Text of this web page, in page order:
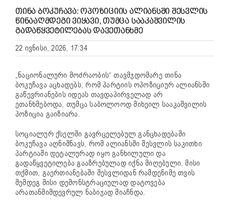
ᲗᲘᲜᲐ ᲑᲝᲙᲣᲩᲐᲕᲐ: ᲝᲞᲝᲖᲘᲪᲘᲘᲡ ᲐᲚᲘᲐᲜᲡᲨᲘ ᲨᲔᲡᲕᲚᲘᲡ
ᲬᲘᲜᲐᲐᲦᲛᲓᲔᲒᲘ ᲕᲘᲧᲐᲕᲘ, ᲗᲣᲛᲪᲐ ᲡᲐᲐᲙᲐᲨᲕᲘᲚᲘᲡ
ᲒᲐᲓᲐᲬᲧᲕᲔᲢᲘᲚᲔᲑᲐᲡ ᲓᲐᲕᲔᲗᲐᲜᲮᲛᲔ
22 ივნისი, 2026, 17:34
„ნაციონალური მოძრაობის“ თავმჯდომარე თინა
ბოკუჩავა აცხადებს, რომ პარტიის ოპოზიციურ ალიანსში
გაწევრიანების იდეას თავდაპირველად არ
ეთანხმებოდა, თუმცა საბოლოოდ მიხეილ სააკაშვილის
პოზიცია გაიზიარა.
სოციალურ ქსელში გავრცელებულ განცხადებაში
ბოკუჩავა აღნიშნავს, რომ ალიანსში შესვლის საკითხი
პარტიაში დეტალურად იყო განხილული და
გადაწყვეტილება გააზრებულად იქნა მიღებული. მისი
თქმით, გაერთიანებაში შესვლიდან რამდენიმე თვის
შემდეგ მისი დემონსტრაციულად დატოვება
არათანმიმდევრულ ნაბიჯად მიაჩნდა.